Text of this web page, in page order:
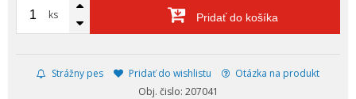
ks Pridať do košíka
Strážny pes Pridať do wishlistu
Otázka na produkt
Obj. čislo: 207041